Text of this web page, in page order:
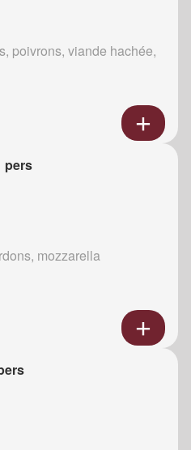
poivrons, viande hachée,
pers
mozzarella